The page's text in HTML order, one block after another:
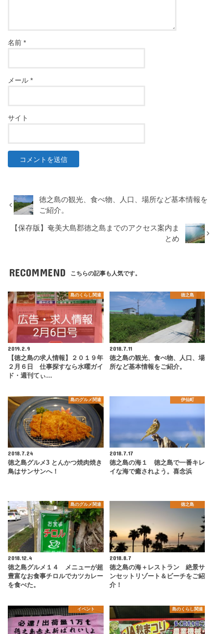
名前*
メール*
サイト
徳之島の観光、食べ物、人口、場所など基本情報を
ご紹介。
【保存版】奄美大島郡徳之島までのアクセス案内ま
とめ
RECOMMEND こちらの記事も人気です。
島のくらし関連
2019.2.9
【徳之島の求人情報】２０１９年
２月６日 仕事探すなら水曜ガイ
ド・週刊てぃ…
徳之島
2018.7.11
徳之島の観光、食べ物、人口、場
所など基本情報をご紹介。
島のグルメ関連
2018.7.24
徳之島グルメ3 とんかつ焼肉焼き
鳥はサンサンへ！
伊仙町
2018.7.17
徳之島の海１ 徳之島で一番キレ
イな海で癒されよう。喜念浜
島のグルメ関連
2018.12.4
徳之島グルメ１４ メニューが超
豊富なお食事チロルでカツカレー
を食べた。
徳之島
2018.8.7
徳之島の海＋レストラン 絶景サ
ンセットリゾート＆ビーチをご紹
介！
イベント 島のくらし関連